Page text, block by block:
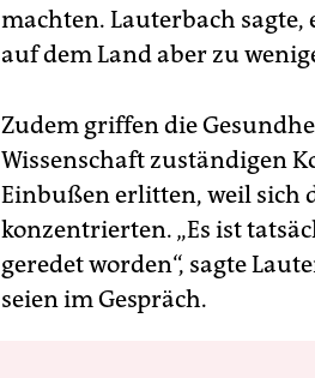
machten. Lauterbach sagte,
auf dem Land aber zu
Zudem griffen die
Wissenschaft zuständigen
Einbußen erlitten, weil sich
konzentrierten. „Es ist
geredet worden“, sagte
seien im Gespräch.